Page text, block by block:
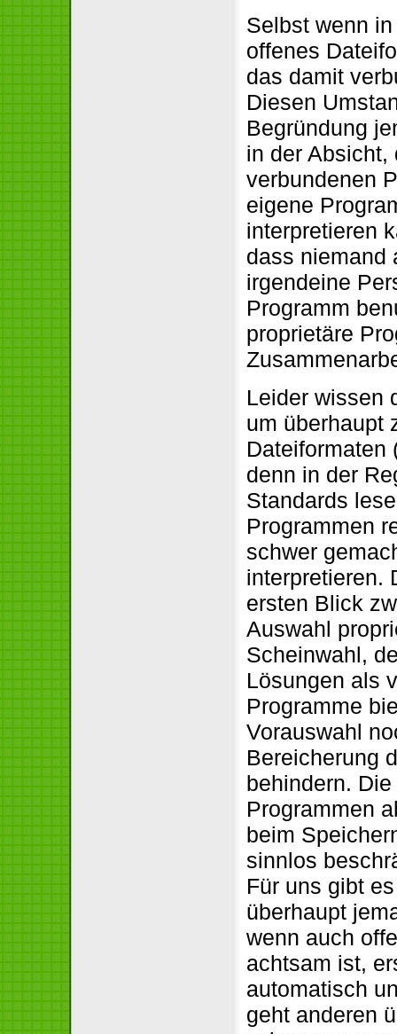
Selbst wenn
offenes
das damit
Diesen
Begründung
in der
verbundenen
eigene
interpretieren
dass niemand
irgendeine
Programm
proprietäre
Leider wissen
um überhaupt
Dateiformaten
denn in der
Standards
Programmen
schwer
interpretieren.
ersten Blick
Auswahl
Scheinwahl,
Lösungen als
Programme
Vorauswahl
Bereicherung
behindern.
Programmen
beim
sinnlos
Für uns gibt
überhaupt
wenn auch
achtsam ist,
automatisch
geht anderen